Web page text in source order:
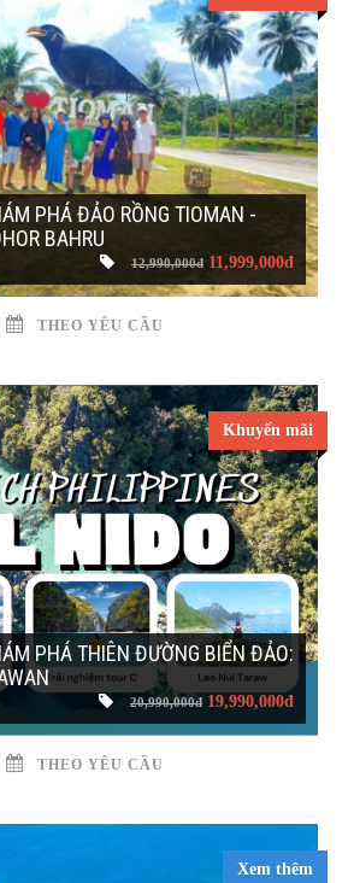
PHÁ ĐẢO RỒNG TIOMAN -
BAHRU
12,990,000đ 11,999,000đ
THEO YÊU CẦU
Khuyến mãi
PHÁ THIÊN ĐƯỜNG BIỂN ĐẢO:
20,990,000đ 19,990,000đ
THEO YÊU CẦU
Xem thêm